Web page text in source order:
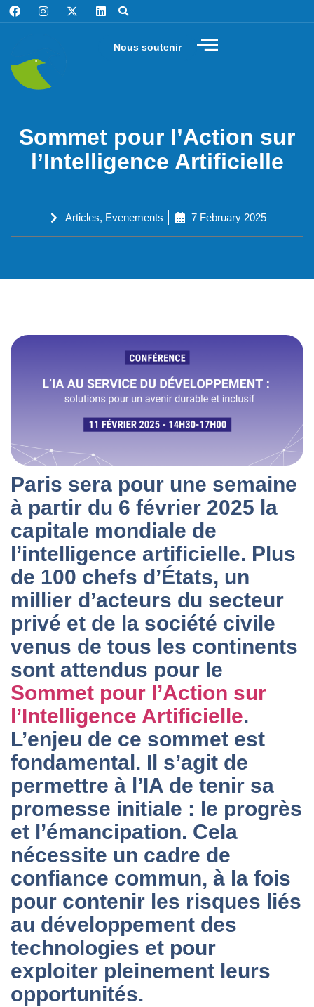
Nous soutenir
Sommet pour l’Action sur
l’Intelligence Artificielle
Articles, Evenements 7 February 2025
Paris sera pour une semaine
à partir du 6 février 2025 la
capitale mondiale de
l’intelligence artificielle. Plus
de 100 chefs d’États, un
millier d’acteurs du secteur
privé et de la société civile
venus de tous les continents
sont attendus pour le
Sommet pour l’Action sur
l’Intelligence Artificielle.
L’enjeu de ce sommet est
fondamental. Il s’agit de
permettre à l’IA de tenir sa
promesse initiale : le progrès
et l’émancipation. Cela
nécessite un cadre de
confiance commun, à la fois
pour contenir les risques liés
au développement des
technologies et pour
exploiter pleinement leurs
opportunités.